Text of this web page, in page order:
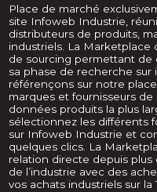
Place de marché
site Infoweb Industrie,
distributeurs de produits,
industriels. La Marketplace
de sourcing permettant de
sa phase de recherche
référençons sur notre
marques et fournisseurs de
données produits la plus
sélectionnez les différents
sur Infoweb Industrie et
quelques clics. La
relation directe depuis plus
de l’industrie avec des
vos achats industriels sur la